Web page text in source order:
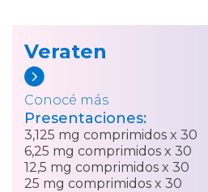
Veraten
Conocé más
Presentaciones:
3,125 mg comprimidos x 30
6,25 mg comprimidos x 30
12,5 mg comprimidos x 30
25 mg comprimidos x 30